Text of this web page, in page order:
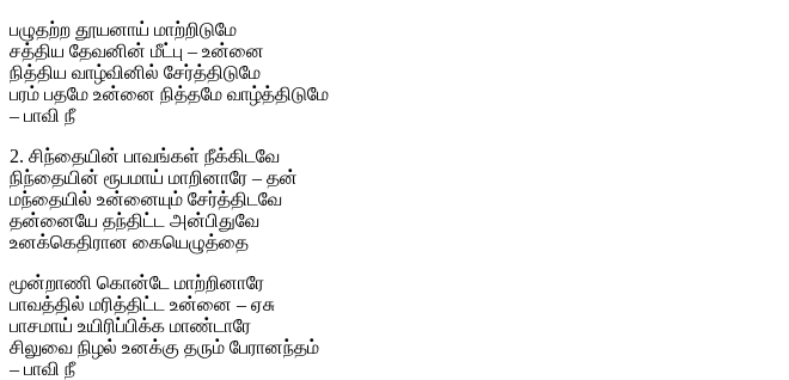
பழுதற்ற தூயனாய் மாற்றிடுமே
சத்திய தேவனின் மீட்பு – உன்னை
நித்திய வாழ்வினில் சேர்த்திடுமே
பரம் பதமே உன்னை நித்தமே வாழ்த்திடுமே
– பாவி நீ
2. சிந்தையின் பாவங்கள் நீக்கிடவே
நிந்தையின் ரூபமாய் மாறினாரே – தன்
மந்தையில் உன்னையும் சேர்த்திடவே
தன்னையே தந்திட்ட அன்பிதுவே
உனக்கெதிரான கையெழுத்தை
மூன்றாணி கொன்டே மாற்றினாரே
பாவத்தில் மரித்திட்ட உன்னை – ஏசு
பாசமாய் உயிரிப்பிக்க மாண்டாரே
சிலுவை நிழல் உனக்கு தரும் பேரானந்தம்
– பாவி நீ